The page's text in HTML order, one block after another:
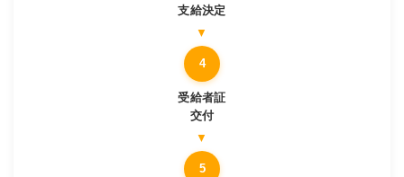
支給決定
4
受給者証
交付
5